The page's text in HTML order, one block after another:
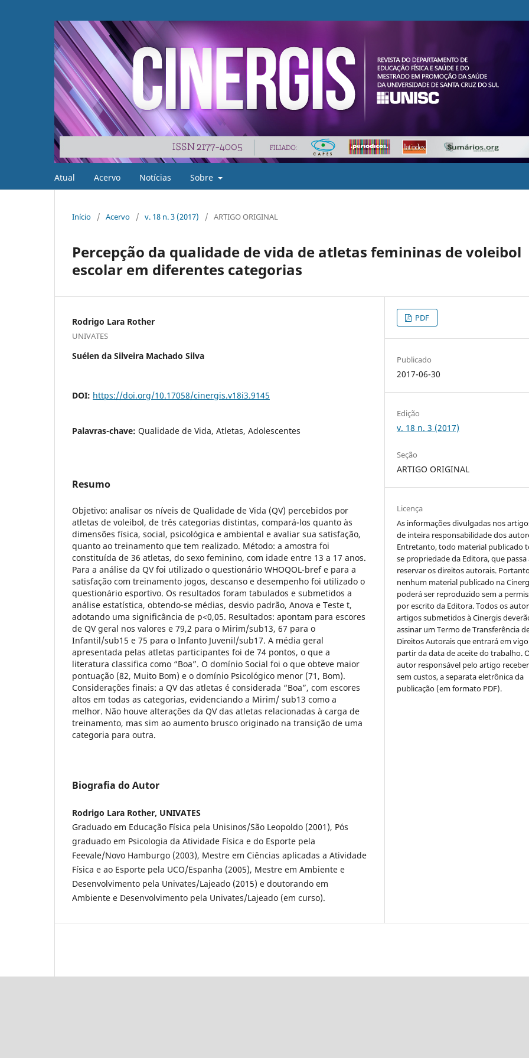
Atual Acervo Notícias Sobre
Início / Acervo / v. 18 n. 3 (2017) / ARTIGO ORIGINAL
Percepção da qualidade de vida de atletas femininas de voleibol
escolar em diferentes categorias
Rodrigo Lara Rother
UNIVATES
Suélen da Silveira Machado Silva
DOI: https://doi.org/10.17058/cinergis.v18i3.9145
Palavras-chave: Qualidade de Vida, Atletas, Adolescentes
Resumo
Objetivo: analisar os níveis de Qualidade de Vida (QV) percebidos por
atletas de voleibol, de três categorias distintas, compará-los quanto às
dimensões física, social, psicológica e ambiental e avaliar sua satisfação,
quanto ao treinamento que tem realizado. Método: a amostra foi
constituída de 36 atletas, do sexo feminino, com idade entre 13 a 17 anos.
Para a análise da QV foi utilizado o questionário WHOQOL-bref e para a
satisfação com treinamento jogos, descanso e desempenho foi utilizado o
questionário esportivo. Os resultados foram tabulados e submetidos a
análise estatística, obtendo-se médias, desvio padrão, Anova e Teste t,
adotando uma significância de p<0,05. Resultados: apontam para escores
de QV geral nos valores e 79,2 para o Mirim/sub13, 67 para o
Infantil/sub15 e 75 para o Infanto Juvenil/sub17. A média geral
apresentada pelas atletas participantes foi de 74 pontos, o que a
literatura classifica como “Boa”. O domínio Social foi o que obteve maior
pontuação (82, Muito Bom) e o domínio Psicológico menor (71, Bom).
Considerações finais: a QV das atletas é considerada “Boa”, com escores
altos em todas as categorias, evidenciando a Mirim/ sub13 como a
melhor. Não houve alterações da QV das atletas relacionadas à carga de
treinamento, mas sim ao aumento brusco originado na transição de uma
categoria para outra.
Biografia do Autor
Rodrigo Lara Rother, UNIVATES
Graduado em Educação Física pela Unisinos/São Leopoldo (2001), Pós
graduado em Psicologia da Atividade Física e do Esporte pela
Feevale/Novo Hamburgo (2003), Mestre em Ciências aplicadas a Atividade
Física e ao Esporte pela UCO/Espanha (2005), Mestre em Ambiente e
Desenvolvimento pela Univates/Lajeado (2015) e doutorando em
Ambiente e Desenvolvimento pela Univates/Lajeado (em curso).
PDF
Publicado
2017-06-30
Edição
v. 18 n. 3 (2017)
Seção
ARTIGO ORIGINAL
Licença
As informações divulgadas nos
de inteira responsabilidade dos
Entretanto, todo material publicado
se propriedade da Editora, que passa
reservar os direitos autorais.
nenhum material publicado na
poderá ser reproduzido sem a
por escrito da Editora. Todos os
artigos submetidos à Cinergis
assinar um Termo de Transferência
Direitos Autorais que entrará em
partir da data de aceite do trabalho.
autor responsável pelo artigo
sem custos, a separata eletrônica da
publicação (em formato PDF).